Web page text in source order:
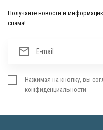
Получайте новости и
спама!
Нажимая на кнопку, вы
конфиденциальности